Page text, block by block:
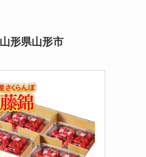
形県山形市